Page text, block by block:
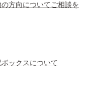
方向についてご相談を
ックスについて